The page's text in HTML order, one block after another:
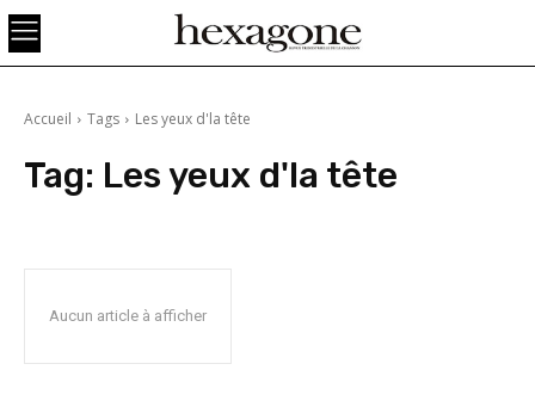
Accueil Tags Les yeux d'la tête
Tag: Les yeux d'la tête
Aucun article à afficher